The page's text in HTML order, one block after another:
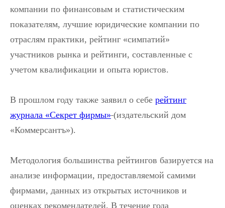
компании по финансовым и статистическим
показателям, лучшие юридические компании по
отраслям практики, рейтинг «симпатий»
участников рынка и рейтинги, составленные с
учетом квалификации и опыта юристов.
В прошлом году также заявил о себе рейтинг
журнала «Секрет фирмы» (издательский дом
«Коммерсантъ»).
Методология большинства рейтингов базируется на
анализе информации, предоставляемой самими
фирмами, данных из открытых источников и
оценках рекомендателей. В течение года